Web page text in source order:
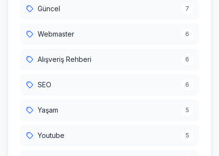
Güncel 7
Webmaster 6
Alışveriş Rehberi 6
SEO 6
Yaşam 5
Youtube 5